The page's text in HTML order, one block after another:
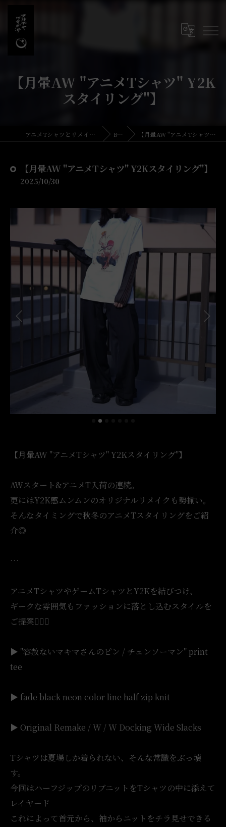
【月暈AW "アニメTシャツ" Y2K
スタイリング"】
アニメTシャツとリメイク・古着の古着屋月暈 BLOG 【月暈AW "アニメTシャツ" Y2Kスタイリング"】
【月暈AW "アニメTシャツ" Y2Kスタイリング"】
2025/10/30
【月暈AW "アニメTシャツ" Y2Kスタイリング"】
AWスタート&アニメT入荷の連続。
更にはY2K感ムンムンのオリジナルリメイクも勢揃い。
そんなタイミングで秋冬のアニメTスタイリングをご紹
介◎
…
アニメTシャツやゲームTシャツとY2Kを結びつけ、
ギークな雰囲気もファッションに落とし込むスタイルを
ご提案💁🏻‍♀️
▶︎ "容赦ないマキマさんのピン / チェンソーマン" print
tee
▶︎ fade black neon color line half zip knit
▶︎ Original Remake / W / W Docking Wide Slacks
Tシャツは夏場しか着られない、そんな常識をぶっ壊
す。
今回はハーフジップのリブニットをTシャツの中に添えて
レイヤード
これによって首元から、袖からニットをチラ見せできる